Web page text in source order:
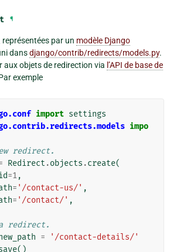
¶
par un modèle Django
dansdjango/contrib/redirects/models.py.
aux objets de redirection via l’API de base de
exemple
import settings
impo
redirect.
Redirect .objects .create(
=1,
= '/contact-us/' ,
= '/contact/' ,
a redirect.
=
'/contact-details/'
()